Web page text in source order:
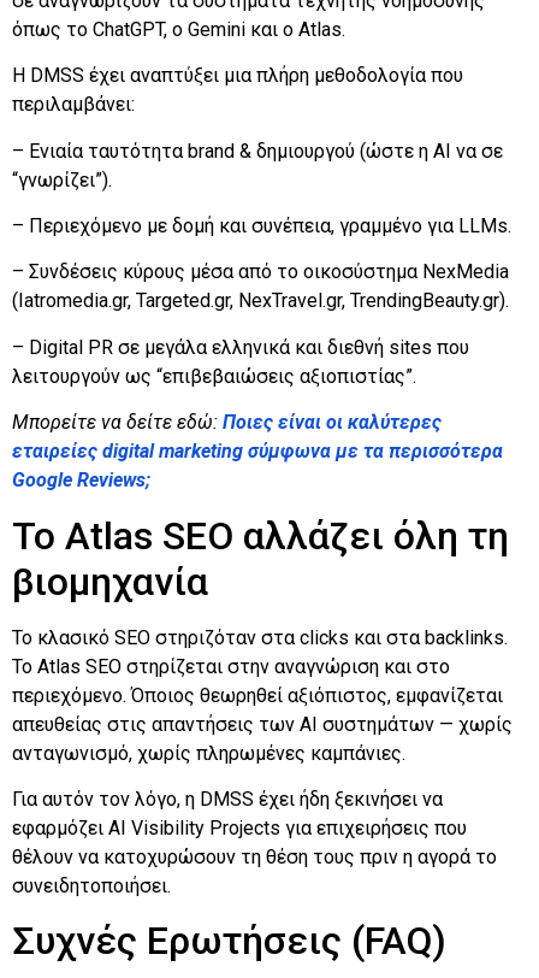
όπως το ChatGPT, ο Gemini και ο Atlas.
Η DMSS έχει αναπτύξει μια πλήρη μεθοδολογία που
περιλαμβάνει:
– Ενιαία ταυτότητα brand & δημιουργού (ώστε η AI να σε
“γνωρίζει”).
– Περιεχόμενο με δομή και συνέπεια, γραμμένο για LLMs.
– Συνδέσεις κύρους μέσα από το οικοσύστημα NexMedia
(Iatromedia.gr, Targeted.gr, NexTravel.gr, TrendingBeauty.gr).
– Digital PR σε μεγάλα ελληνικά και διεθνή sites που
λειτουργούν ως “επιβεβαιώσεις αξιοπιστίας”.
Μπορείτε να δείτε εδώ: Ποιες είναι οι καλύτερες
εταιρείες digital marketing σύμφωνα με τα περισσότερα
Google Reviews;
Το Atlas SEO αλλάζει όλη τη
βιομηχανία
Το κλασικό SEO στηριζόταν στα clicks και στα backlinks.
Το Atlas SEO στηρίζεται στην αναγνώριση και στο
περιεχόμενο. Όποιος θεωρηθεί αξιόπιστος, εμφανίζεται
απευθείας στις απαντήσεις των AI συστημάτων — χωρίς
ανταγωνισμό, χωρίς πληρωμένες καμπάνιες.
Για αυτόν τον λόγο, η DMSS έχει ήδη ξεκινήσει να
εφαρμόζει AI Visibility Projects για επιχειρήσεις που
θέλουν να κατοχυρώσουν τη θέση τους πριν η αγορά το
συνειδητοποιήσει.
Συχνές Ερωτήσεις (FAQ)